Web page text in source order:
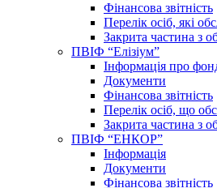
Фінансова звітність
Перелік осіб, які
Закрита частина з
ПВІФ “Елізіум”
Інформація про
Документи
Фінансова звітність
Перелік осіб, що
Закрита частина з
ПВІФ “ЕНКОР”
Інформація
Документи
Фінансова звітність